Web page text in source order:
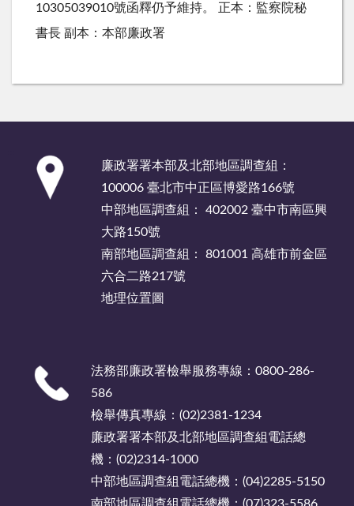
10305039010號函釋仍予維持。 正本：監察院秘
書長 副本：本部廉政署
廉政署署本部及北部地區調查組：
100006 臺北市中正區博愛路166號
中部地區調查組： 402002 臺中市南區興
大路150號
南部地區調查組： 801001 高雄市前金區
六合二路217號
地理位置圖
法務部廉政署檢舉服務專線：0800-286-
586
檢舉傳真專線：(02)2381-1234
廉政署署本部及北部地區調查組電話總
機：(02)2314-1000
中部地區調查組電話總機：(04)2285-5150
南部地區調查組電話總機：(07)323-5586